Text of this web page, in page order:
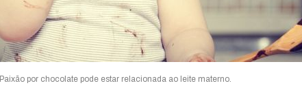
Paixão por chocolate pode estar relacionada ao leite materno.